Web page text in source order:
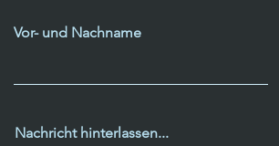
Vor- und Nachname
Nachricht hinterlassen...